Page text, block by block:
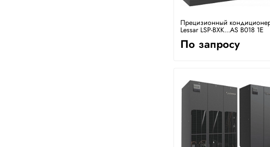
Прецизионный
Lessar LSP-BXK...AS B018 1E
По запросу